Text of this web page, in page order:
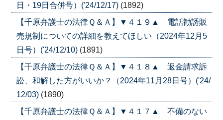
日・19日合併号）('24/12/17) (1892)
【千原弁護士の法律Ｑ＆Ａ】▼４１９▲ 電話勧誘販
売規制についての詳細を教えてほしい（2024年12月5
日号）('24/12/10) (1891)
【千原弁護士の法律Ｑ＆Ａ】▼４１８▲ 返金請求訴
訟、和解した方がいいか？（2024年11月28日号）('24/
12/03) (1890)
【千原弁護士の法律Ｑ＆Ａ】▼４１７▲ 不備のない